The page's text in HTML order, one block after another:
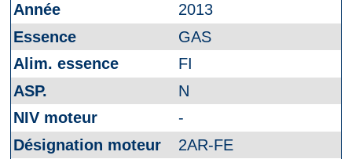
2013
GAS
FI
N
-
2AR-FE